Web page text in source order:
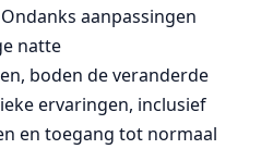
aanpassingen
natte
boden de veranderde
ervaringen, inclusief
en toegang tot normaal